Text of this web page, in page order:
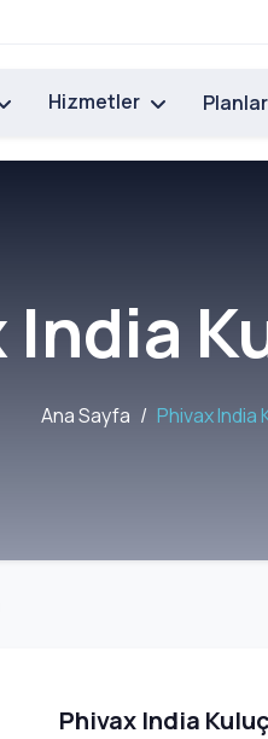
Hizmetler Planlar
India
Ana Sayfa Phivax India
Phivax India